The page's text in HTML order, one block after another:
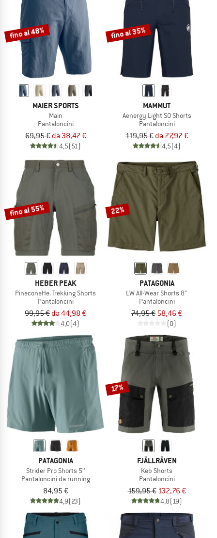
fino al 48%
MAIER SPORTS
Main
Pantaloncini
69,95 € da 38,47 €
4,5(51)
fino al 35%
MAMMUT
Aenergy Light SO Shorts
Pantaloncini
119,95 € da 77,97 €
4,5(4)
fino al 55%
HEBER PEAK
PineconeHe. Trekking Shorts
Pantaloncini
99,95 € da 44,98 €
4,0(4)
22%
PATAGONIA
LW All-Wear Shorts 8''
Pantaloncini
74,95 € 58,46 €
(0)
PATAGONIA
Strider Pro Shorts 5''
Pantaloncini da running
84,95 €
4,9(23)
17%
FJÄLLRÄVEN
Keb Shorts
Pantaloncini
159,95 € 132,76 €
4,8(19)